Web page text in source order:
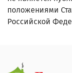
положениями
Российской